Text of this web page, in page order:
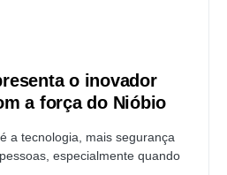
o inovador
a força do Nióbio
a tecnologia, mais segurança
especialmente quando